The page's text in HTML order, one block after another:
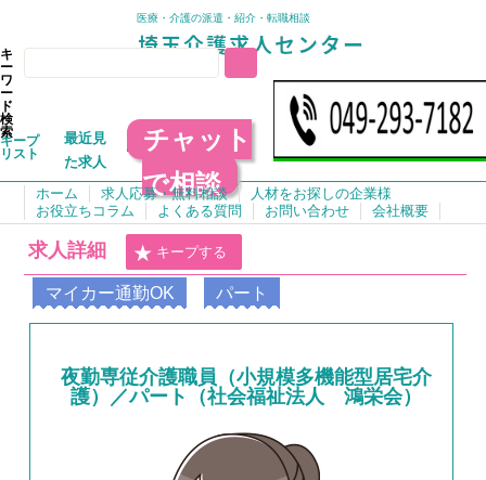
医療・介護の派遣・紹介・転職相談
キ
ー
ワ
ー
ド
検
索
キープ
リスト
最近見
た求人
チャット
で相談
ホーム 求人応募・無料相談
人材をお探しの企業様
お役立ちコラム
よくある質問 お問い合わせ 会社概要
求人詳細 キープする
マイカー通勤OK パート
夜勤専従介護職員（小規模多機能型居宅介
護）／パート（社会福祉法人 鴻栄会）